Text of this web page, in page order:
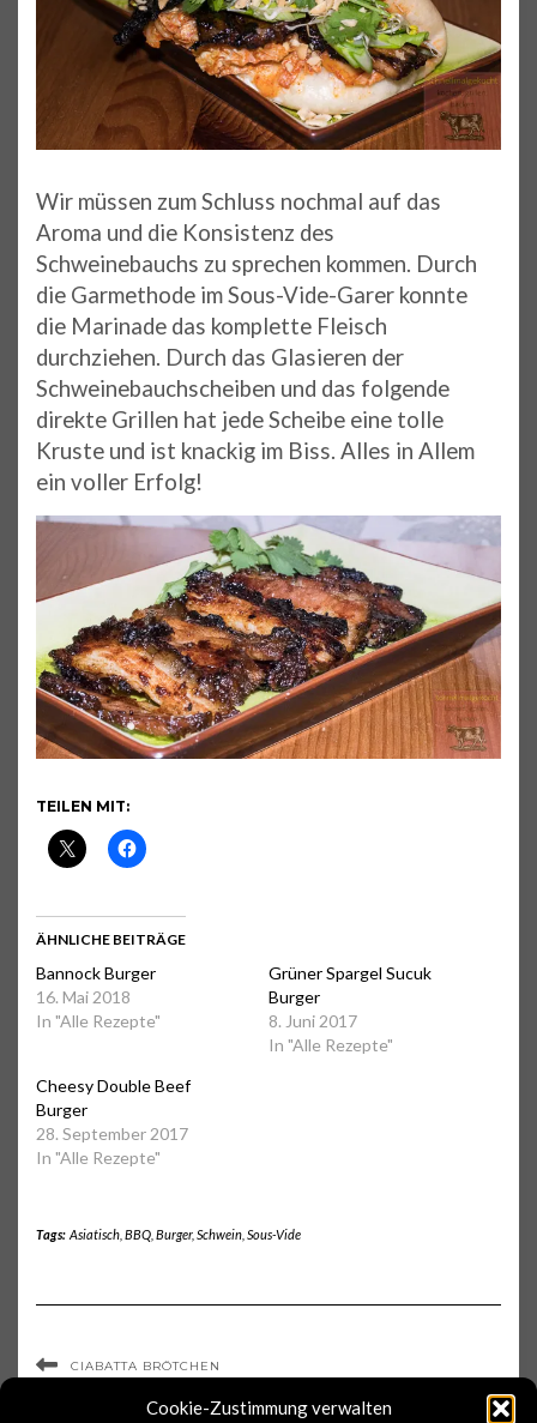
Cookie-Zustimmung verwalten
Wir müssen zum Schluss nochmal auf das
Aroma und die Konsistenz des
Schweinebauchs zu sprechen kommen. Durch
die Garmethode im Sous-Vide-Garer konnte
die Marinade das komplette Fleisch
durchziehen. Durch das Glasieren der
Schweinebauchscheiben und das folgende
direkte Grillen hat jede Scheibe eine tolle
Kruste und ist knackig im Biss. Alles in Allem
ein voller Erfolg!
TEILEN MIT:
ÄHNLICHE BEITRÄGE
Bannock Burger
16. Mai 2018
In "Alle Rezepte"
Grüner Spargel Sucuk
Burger
8. Juni 2017
In "Alle Rezepte"
Cheesy Double Beef
Burger
28. September 2017
In "Alle Rezepte"
Tags: Asiatisch, BBQ, Burger, Schwein, Sous-Vide
CIABATTA BRÖTCHEN